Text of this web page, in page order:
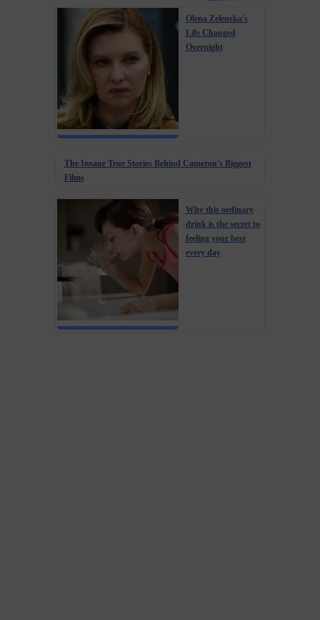
Olena Zelenska's
Life Changed
Overnight
The Insane True Stories Behind Cameron's Biggest
Films
Why this ordinary
drink is the secret to
feeling your best
every day